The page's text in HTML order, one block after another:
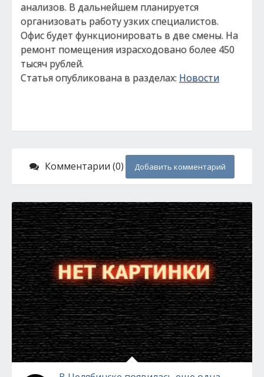
анализов. В дальнейшем планируется
организовать работу узких специалистов.
Офис будет функционировать в две смены. На
ремонт помещения израсходовано более 450
тысяч рублей.
Статья опубликована в разделах: Новости
Комментарии (0) Добавить комментарий